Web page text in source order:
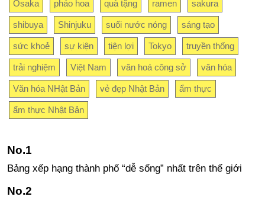
Osaka pháo hoa quà tặng ramen sakura
shibuya Shinjuku suối nước nóng sáng tạo
sức khoẻ sự kiện tiện lợi Tokyo truyền thống
trải nghiệm Việt Nam văn hoá công sở văn hóa
Văn hóa NHật Bản vẻ đẹp Nhật Bản ẩm thực
ẩm thực Nhật Bản
Bảng xếp hạng thành phố “dễ sống” nhất trên thế giới